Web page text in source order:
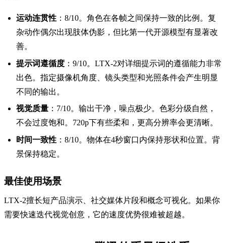
运动连贯性 ：8/10。角色在各帧之间保持一致的比例。复
杂动作偶尔出现肢体伪影，但比第一代开源模型有显著改
善。
提示词遵循度 ：9/10。LTX-2对详细提示词的遵循能力非常
出色。指定摄像机角度、镜头类型和光照条件会产生明显
不同的输出。
视觉质量 ：7/10。输出干净，噪点极少。色彩分级自然，
不会过度饱和。720p下有些柔和，更高分辨率会更清晰。
时间一致性 ：8/10。物体在4秒窗口内保持形状和位置。背
景保持稳定。
最佳使用场景
LTX-2擅长短产品演示、社交媒体片段和概念可视化。如果你
需要快速迭代视觉创意，它的速度优势很难被超越。